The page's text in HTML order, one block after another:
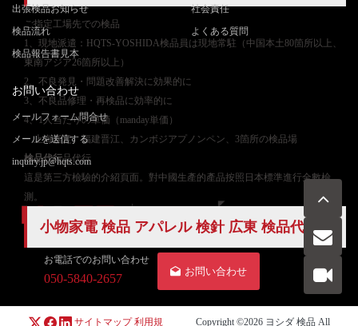
ご指定工場先での検品
1、現地派遣：HQTS-YOSHIDA検品員は現地常駐（中国本土80箇所以上、
東南アジア26箇所以上）
2、不良発見・問題改善解決に効果的に
3、不良品修理・再検品に効率的に
4、1人当たりの単価（manday単価）
上海嘉定、福建晋江、カンボジアプノンペン、3箇所の検品場
検品代行品代行
這是第三方檢驗的介紹頁面。對中國生產的產品按照日本標準進行全數檢
測。
小物家電 検品 アパレル 検針 広東 検品代行
出張検品お知らせ
検品流れ
検品報告書見本
社会責任
よくある質問
お問い合わせ
メールフォーム問合せ
メールを送信する
inquiry.jp@hqts.com
お電話でのお問い合わせ
050-5840-2657
お問い合わせ
サイトマップ 利用規 Copyright ©2026 ヨシダ 検品 All